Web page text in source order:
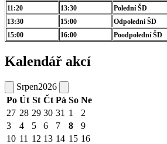
11:20
13:30
Polední ŠD
13:30
15:00
Odpolední ŠD
15:00
16:00 Poodpolední ŠD
Kalendář akcí
Srpen2026
Po Út St Čt Pá So Ne
27 28 29 30 31 1
2
3
4 5 6 7 8
9
10 11 12 13 14 15 16